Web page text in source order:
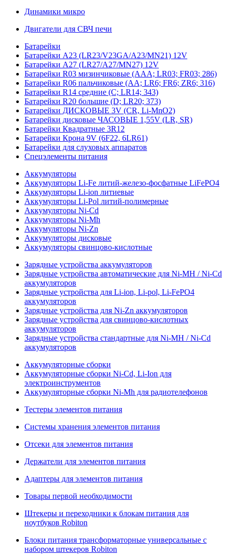
Динамики микро
Двигатели для СВЧ печи
Батарейки
Батарейки A23 (LR23/V23GA/A23/MN21) 12V
Батарейки A27 (LR27/A27/MN27) 12V
Батарейки R03 мизинчиковые (AAA; LR03; FR03; 286)
Батарейки R06 пальчиковые (AA; LR6; FR6; ZR6; 316)
Батарейки R14 средние (C; LR14; 343)
Батарейки R20 большие (D; LR20; 373)
Батарейки ДИСКОВЫЕ 3V (CR, Li-MnO2)
Батарейки дисковые ЧАСОВЫЕ 1,55V (LR, SR)
Батарейки Квадратные 3R12
Батарейки Крона 9V (6F22, 6LR61)
Батарейки для слуховых аппаратов
Спецэлементы питания
Аккумуляторы
Аккумуляторы Li-Fe литий-железо-фосфатные LiFePO4
Аккумуляторы Li-ion литиевые
Аккумуляторы Li-Pol литий-полимерные
Аккумуляторы Ni-Cd
Аккумуляторы Ni-Mh
Аккумуляторы Ni-Zn
Аккумуляторы дисковые
Аккумуляторы свинцово-кислотные
Зарядные устройства аккумуляторов
Зарядные устройства автоматические для Ni-MH / Ni-Cd
аккумуляторов
Зарядные устройства для Li-ion, Li-pol, Li-FePO4
аккумуляторов
Зарядные устройства для Ni-Zn аккумуляторов
Зарядные устройства для свинцово-кислотных
аккумуляторов
Зарядные устройства стандартные для Ni-MH / Ni-Cd
аккумуляторов
Аккумуляторные сборки
Аккумуляторные сборки Ni-Cd, Li-Ion для
электроинструментов
Аккумуляторные сборки Ni-Mh для радиотелефонов
Тестеры элементов питания
Системы хранения элементов питания
Отсеки для элементов питания
Держатели для элементов питания
Адаптеры для элементов питания
Товары первой необходимости
Штекеры и переходники к блокам питания для
ноутбуков Robiton
Блоки питания трансформаторные универсальные с
набором штекеров Robiton